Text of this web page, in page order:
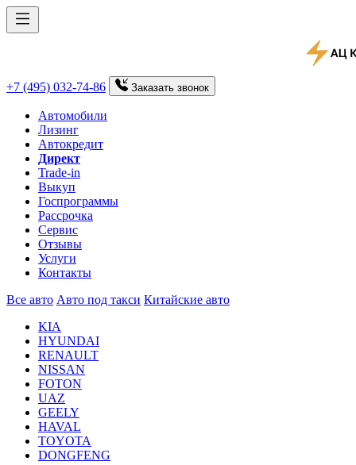
+7 (495) 032-74-86 Заказать звонок
Автомобили
Лизинг
Автокредит
Директ
Trade-in
Выкуп
Госпрограммы
Рассрочка
Сервис
Отзывы
Услуги
Контакты
Все авто Авто под такси Китайские авто
KIA
HYUNDAI
RENAULT
NISSAN
FOTON
UAZ
GEELY
HAVAL
TOYOTA
DONGFENG